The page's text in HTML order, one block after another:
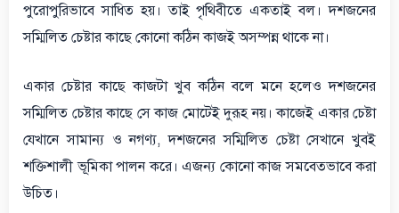
পুরোপুরিভাবে সাধিত হয়। তাই পৃথিবীতে একতাই বল। দশজনের
সম্মিলিত চেষ্টার কাছে কোনো কঠিন কাজই অসম্পন্ন থাকে না।
একার চেষ্টার কাছে কাজটা খুব কঠিন বলে মনে হলেও দশজনের
সম্মিলিত চেষ্টার কাছে সে কাজ মোটেই দুরূহ নয়। কাজেই একার চেষ্টা
যেখানে সামান্য ও নগণ্য, দশজনের সম্মিলিত চেষ্টা সেখানে খুবই
শক্তিশালী ভূমিকা পালন করে। এজন্য কোনো কাজ সমবেতভাবে করা
উচিত।